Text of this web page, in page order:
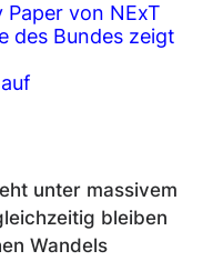
Paper von NExT
des Bundes zeigt
unter massivem
bleiben
Wandels